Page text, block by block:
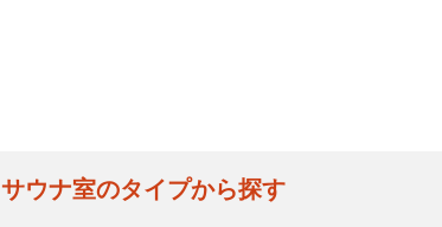
サウナ室のタイプから探す